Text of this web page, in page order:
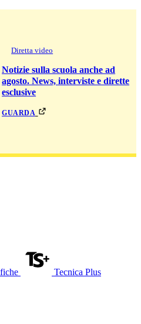
Diretta video
Notizie sulla scuola anche ad
agosto. News, interviste e dirette
esclusive
guarda
Tecnica Plus